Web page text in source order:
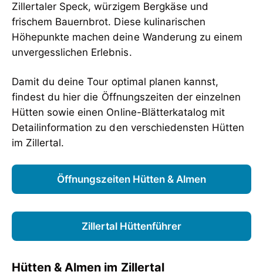
Zillertaler Speck, würzigem Bergkäse und
frischem Bauernbrot. Diese kulinarischen
Höhepunkte machen deine Wanderung zu einem
unvergesslichen Erlebnis.
Damit du deine Tour optimal planen kannst,
findest du hier die Öffnungszeiten der einzelnen
Hütten sowie einen Online-Blätterkatalog mit
Detailinformation zu den verschiedensten Hütten
im Zillertal.
Öffnungszeiten Hütten & Almen
Zillertal Hüttenführer
Hütten & Almen im Zillertal